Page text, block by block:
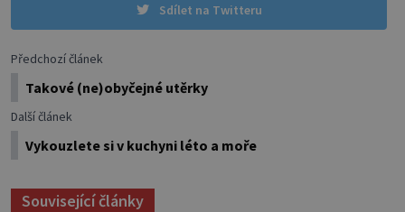
Sdílet na Twitteru
Předchozí článek
Takové (ne)obyčejné utěrky
Další článek
Vykouzlete si v kuchyni léto a moře
Související články